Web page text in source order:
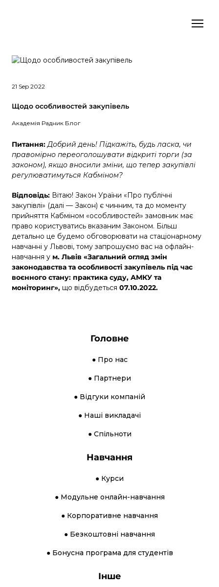
21 Sep 2022
Щодо особливостей закупівель
Академія Радник Блог
Питання:Добрий день! Підкажіть, будь ласка, чи
правомірно переоголошувати відкриті торги (за
законом), якщо вносили зміни, що тепер закупівлі
регулюватимуться Кабміном?
Відповідь: Вітаю! Закон Ураїни «Про публічні
закупівлі» (далі — Закон) є чинним, та до моменту
прийняття Кабміном «особливостей» замовник має
право користуватись вказаним Законом. Більш
детально це будемо обговорювати на стаціонарному
навчанні у Львові, тому запрошуємо вас на офлайн-
навчання у м. Львів «Загальний огляд змін
законодавства та особливості закупівель під час
воєнного стану: практика суду, АМКУ та
моніторинг», що відбудеться 07.10.2022.
Головне
● Про нас
● Партнери
● Відгуки компаній
● Наші викладачі
● Спільноти
Навчання
● Курси
● Модульне онлайн-навчання
● Корпоративне навчання
● Безкоштовні навчання
● Бонусна програма для студентів
Інше